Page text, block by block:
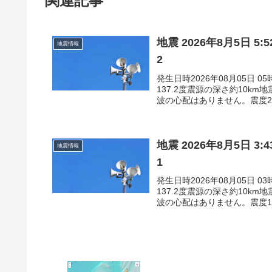
地震情報
地震 2026年8月5日
2
発生日時2026年08月05日 05
137.2度震源の深さ約10km地
波の心配はありません。震度
地震情報
地震 2026年8月5日
1
発生日時2026年08月05日 03
137.2度震源の深さ約10km地
波の心配はありません。震度